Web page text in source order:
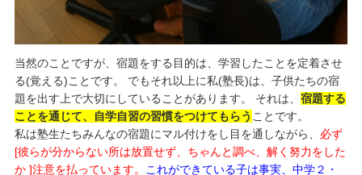
当然のことですが、宿題をする目的は、学習したことを定着させ
る(覚える)ことです。 でもそれ以上に私(塾長)は、子供たちの宿
題を出す上で大切にしていることがあります。 それは、 宿題する
ことを通じて、自学自習の習慣をつけてもらう ことです。
私は塾生たちみんなの宿題にマル付けをし目を通しながら、 必ず
[彼らが分からない所は放置せず、ちゃんと調べ、解く努力をした
か ]注意を払っています。 これができている子は事実、中学２・